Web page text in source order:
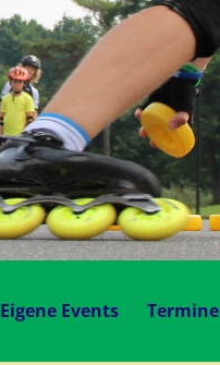
Eigene Events Termine